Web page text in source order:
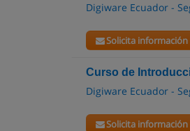
Digiware Ecuador -
Solicita información
Curso de
Digiware Ecuador -
Solicita información